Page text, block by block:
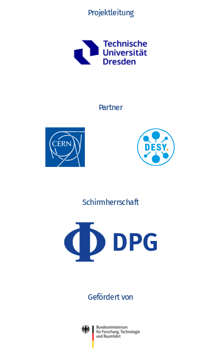
Projektleitung
Partner
Schirmherrschaft
Gefördert von